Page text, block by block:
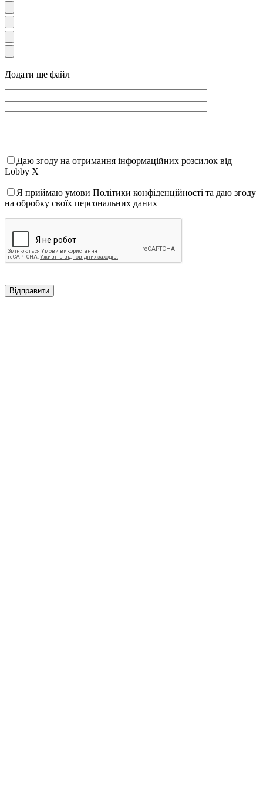
Додати ще файл
Даю згоду на отримання інформаційних розсилок від
Lobby X
Я приймаю умови Політики конфіденційності та даю згоду
на обробку своїх персональних даних